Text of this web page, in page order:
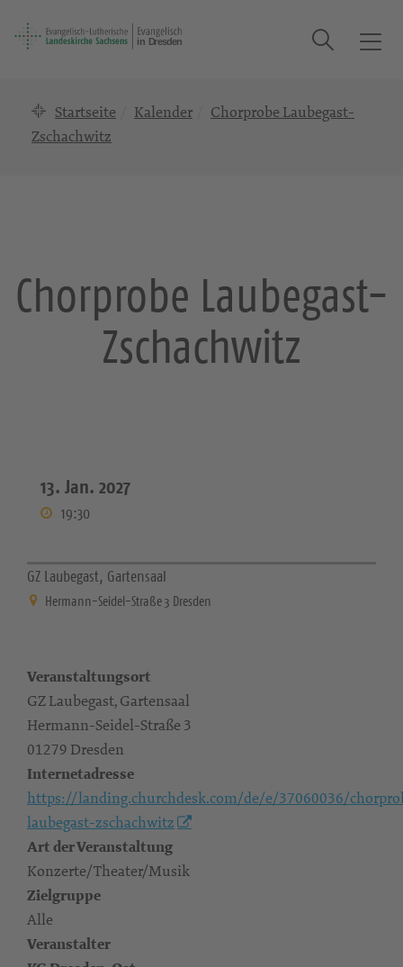
T
a
t
Suche
Startseite Kalender
Chorprobe Laubegast-
Zschachwitz
Chorprobe Laubegast-
Zschachwitz
13. Jan. 2027
19:30
GZ Laubegast, Gartensaal
Hermann-Seidel-Straße 3 Dresden
Veranstaltungsort
GZ Laubegast, Gartensaal
Hermann-Seidel-Straße 3
01279 Dresden
Internetadresse
https://landing.churchdesk.com/de/e/37060036/
laubegast-zschachwitz
Art der Veranstaltung
Konzerte/Theater/Musik
Zielgruppe
Alle
Veranstalter